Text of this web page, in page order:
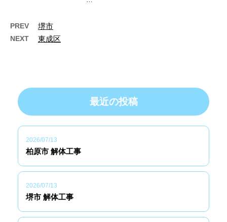
PREV 堺市
NEXT 東成区
最近の投稿
2026/07/13
柏原市 解体工事
2026/07/13
堺市 解体工事